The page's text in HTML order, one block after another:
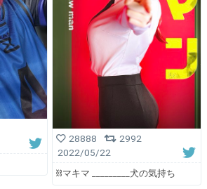
28888
2992
2022/05/22
⛓マキマ _________犬の気持ち